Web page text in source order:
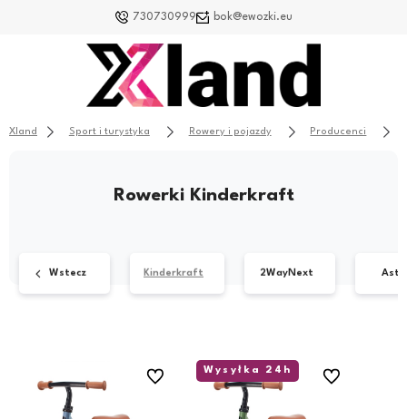
730730999 bok@ewozki.eu
Xland Sport i turystyka Rowery i pojazdy Producenci
Rowerki Kinderkraft
Wstecz Kinderkraft 2WayNext
Do ulubionych
Wysyłka 24h
Do ulubionych